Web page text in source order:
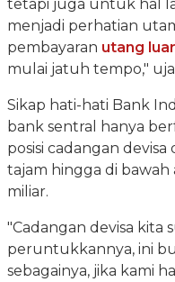
tetapi juga untuk hal
menjadi perhatian
pembayaran utang
mulai jatuh tempo,"
Sikap hati-hati Bank
bank sentral hanya
posisi cadangan
tajam hingga di bawah
miliar.
"Cadangan devisa kita
peruntukkannya, ini
sebagainya, jika kami